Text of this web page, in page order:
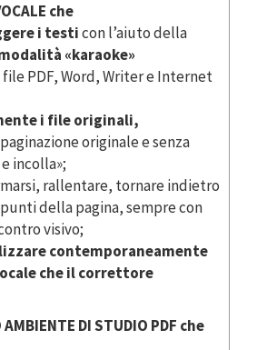
che
i testicon l’aiuto della
«karaoke»
PDF, Word, Writer e Internet
i file originali,
originale e senza
incolla»;
rallentare, tornare indietro
della pagina, sempre con
visivo;
contemporaneamente
che il correttore
AMBIENTE DI STUDIO PDF che